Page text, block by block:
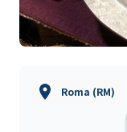
Roma (RM)